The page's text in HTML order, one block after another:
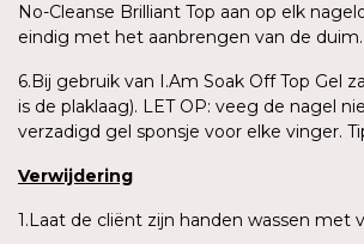
No-Cleanse Brilliant Top aan op elk
eindig met het aanbrengen van de duim.
6.Bij gebruik van I.Am Soak Off Top
is de plaklaag). LET OP: veeg de nagel
verzadigd gel sponsje voor elke vinger.
Verwijdering
1.Laat de cliënt zijn handen wassen met